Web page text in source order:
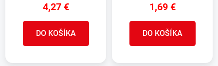
4,27 €
DO KOŠÍKA
1,69 €
DO KOŠÍKA